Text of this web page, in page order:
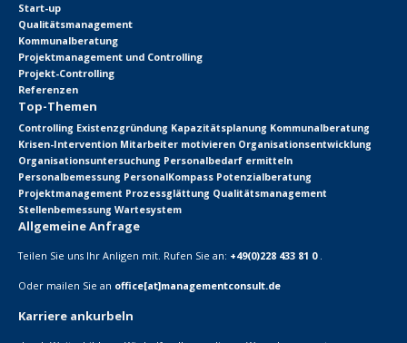
Start-up
Qualitätsmanagement
Kommunalberatung
Projektmanagement und Controlling
Projekt-Controlling
Referenzen
Top-Themen
Controlling Existenzgründung Kapazitätsplanung Kommunalberatung
Krisen-Intervention Mitarbeiter motivieren Organisationsentwicklung
Organisationsuntersuchung Personalbedarf ermitteln
Personalbemessung PersonalKompass Potenzialberatung
Projektmanagement Prozessglättung Qualitätsmanagement
Stellenbemessung Wartesystem
Allgemeine Anfrage
Teilen Sie uns Ihr Anligen mit. Rufen Sie an: +49(0)228 433 81 0 .
Oder mailen Sie an office[at]managementconsult.de
Karriere ankurbeln